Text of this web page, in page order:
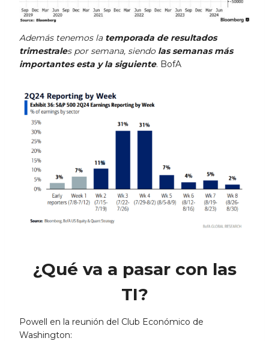
Además tenemos la temporada de resultados
trimestrales por semana, siendolas semanas más
importantes esta y la siguiente. BofA
¿Qué va a pasar con las
TI?
Powell en la reunión del Club Económico de
Washington: